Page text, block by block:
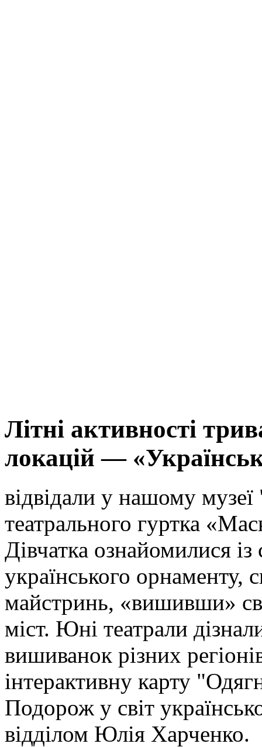
Літні активності
локацій —
відвідали у нашому
театрального гуртка
Дівчатка ознайомилися
українського орнаменту,
майстринь, «вишивши»
міст. Юні театрали
вишиванок різних
інтерактивну карту
Подорож у світ
відділом Юлія Харченко.